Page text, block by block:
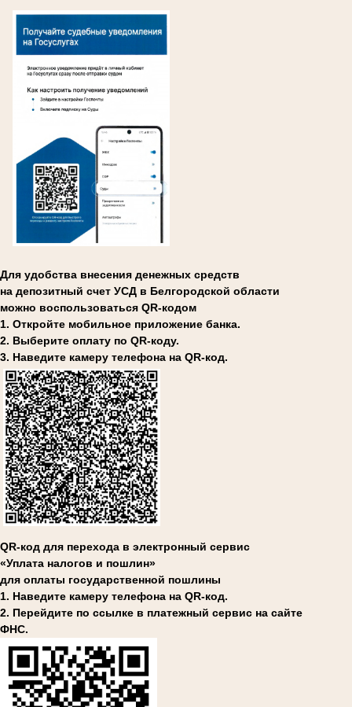
Для удобства внесения денежных средств
на депозитный счет УСД в Белгородской области
можно воспользоваться QR-кодом
1. Откройте мобильное приложение банка.
2. Выберите оплату по QR-коду.
3. Наведите камеру телефона на QR-код.
QR-код для перехода в электронный сервис
«Уплата налогов и пошлин»
для оплаты государственной пошлины
1. Наведите камеру телефона на QR-код.
2. Перейдите по ссылке в платежный сервис на сайте
ФНС.